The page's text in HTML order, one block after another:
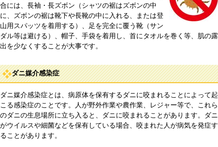
合には、長袖・長ズボン（シャツの裾はズボンの中
に、ズボンの裾は靴下や長靴の中に入れる、または登
山用スパッツを着用する）、足を完全に覆う靴（サン
ダル等は避ける）、帽子、手袋を着用し、首にタオルを巻く等、肌の露
出を少なくすることが大事です。
ダニ媒介感染症
ダニ媒介感染症とは、病原体を保有するダニに咬まれることによって起
こる感染症のことです。人が野外作業や農作業、レジャー等で、これら
のダニの生息場所に立ち入ると、ダニに咬まれることがあります。ダニ
がウイルスや細菌などを保有している場合、咬まれた人が病気を発症す
ることがあります。